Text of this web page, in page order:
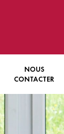
NOUS
CONTACTER